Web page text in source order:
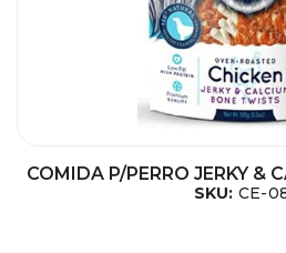
COMIDA P/PERRO JERKY &
SKU: CE-